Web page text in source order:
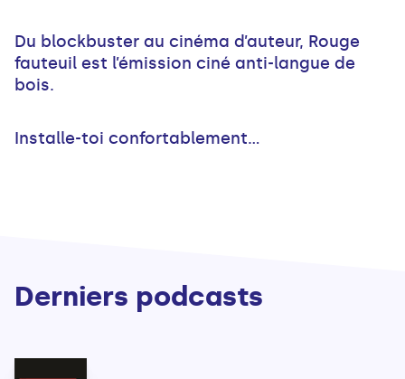
Du blockbuster au cinéma d’auteur, Rouge
fauteuil est l’émission ciné anti-langue de
bois.
Installe-toi confortablement…
Derniers podcasts